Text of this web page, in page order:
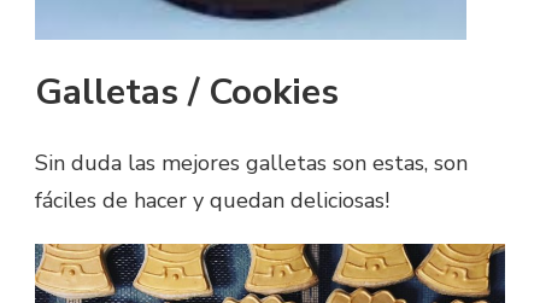
Galletas / Cookies
Sin duda las mejores galletas son estas, son
fáciles de hacer y quedan deliciosas!